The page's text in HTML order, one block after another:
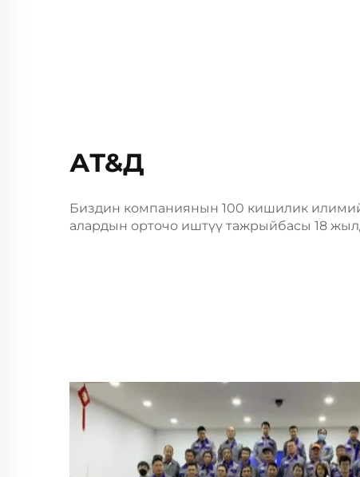
АТ&Д
Биздин компаниянын 100 кишилик
алардын орточо иштүү тажрыйбасы 18